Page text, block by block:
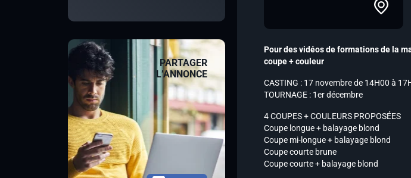
PARTAGER
L’ANNONCE
Pour des vidéos de formations de la
coupe + couleur
CASTING : 17 novembre de 14H00 à
TOURNAGE : 1er décembre
4 COUPES + COULEURS PROPOSÉES
Coupe longue + balayage blond
Coupe mi-longue + balayage blond
Coupe courte brune
Coupe courte + balayage blond